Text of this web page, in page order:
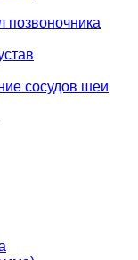
позвоночника
сосудов шеи